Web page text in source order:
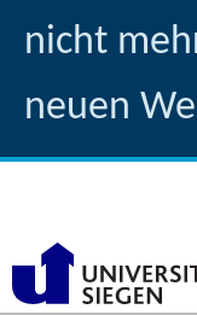
nicht
neuen